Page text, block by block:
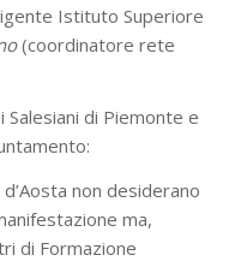
Istituto Superiore
(coordinatore rete
di Piemonte e
non desiderano
ma,
di Formazione